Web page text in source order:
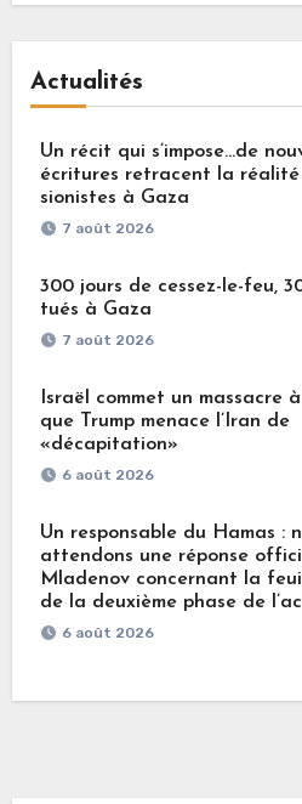
Actualités
Un récit qui s’impose…de
écritures retracent la réalité
sionistes à Gaza
7 août 2026
300 jours de cessez-le-feu,
tués à Gaza
7 août 2026
Israël commet un massacre
que Trump menace l’Iran de
«décapitation»
6 août 2026
Un responsable du Hamas :
attendons une réponse
Mladenov concernant la
de la deuxième phase de
6 août 2026